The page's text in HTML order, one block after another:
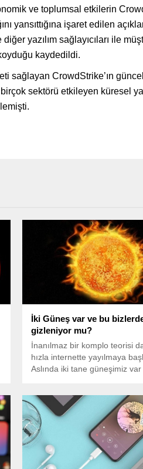
ve toplumsal etkilerin
yansıttığına işaret edilen
diğer yazılım sağlayıcıları ile
kaydedildi.
sağlayan CrowdStrike’ın
sektörü etkileyen küresel
İki Güneş var ve bu
gizleniyor mu?
İnanılmaz bir komplo teorisi
hızla internette yayılmaya
Aslında iki tane güneşimiz